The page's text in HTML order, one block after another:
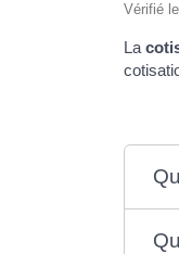
Vérifié
La